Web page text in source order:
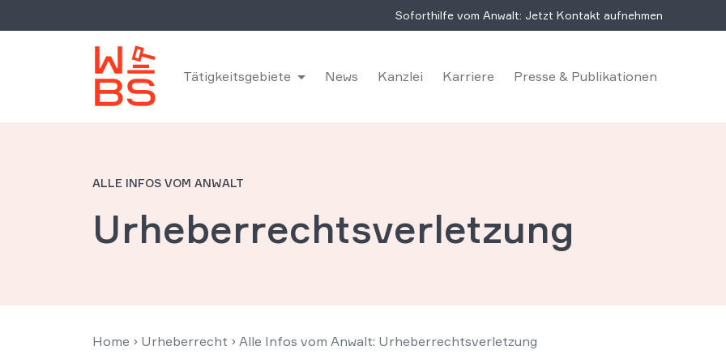
Soforthilfe vom Anwalt: Jetzt Kontakt aufnehmen
Tätigkeitsgebiete News Kanzlei Karriere Presse & Publikationen
ALLE INFOS VOM ANWALT
Urheberrechtsverletzung
Home › Urheberrecht › Alle Infos vom Anwalt: Urheberrechtsverletzung